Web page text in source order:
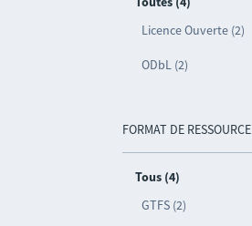
Licence Ouverte (2)
ODbL (2)
FORMAT DE RESSOURCE
Tous (4)
GTFS (2)